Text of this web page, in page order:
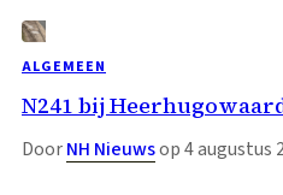
ALGEMEEN
N241 bij
DoorNH Nieuwsop 4 augustus